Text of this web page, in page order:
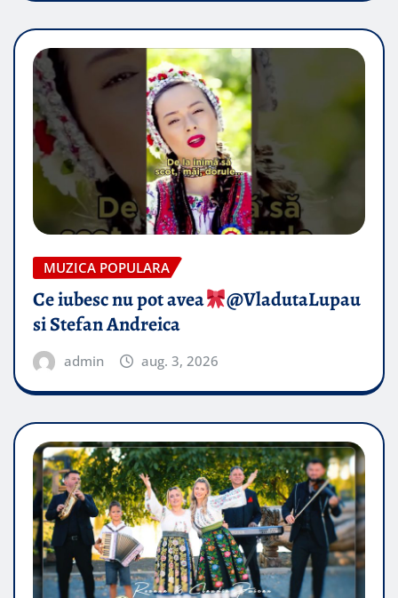
MUZICA POPULARA
Ce iubesc nu pot avea
​@VladutaLupau
si Stefan Andreica
admin aug. 3, 2026